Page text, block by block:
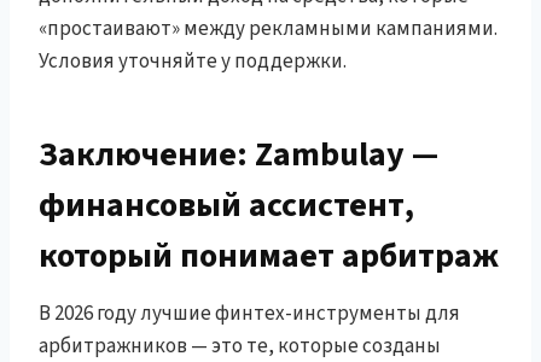
«простаивают» между рекламными кампаниями.
Условия уточняйте у поддержки.
Заключение: Zambulay —
финансовый ассистент,
который понимает арбитраж
В 2026 году лучшие финтех-инструменты для
арбитражников — это те, которые созданы